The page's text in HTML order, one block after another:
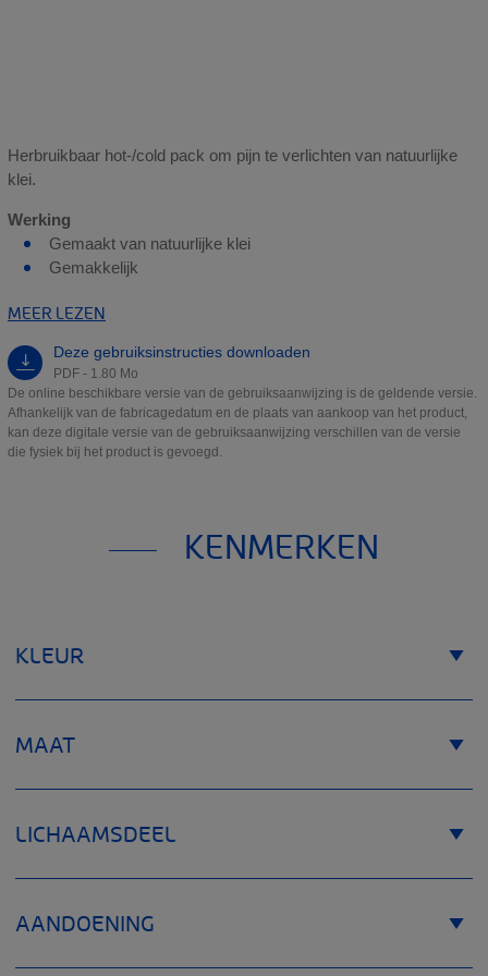
Herbruikbaar hot-/cold pack om pijn te verlichten van natuurlijke
klei.
Werking
Gemaakt van natuurlijke klei
Gemakkelijk
MEER LEZEN
Deze gebruiksinstructies downloaden
PDF - 1.80 Mo
De online beschikbare versie van de gebruiksaanwijzing is de geldende versie.
Afhankelijk van de fabricagedatum en de plaats van aankoop van het product,
kan deze digitale versie van de gebruiksaanwijzing verschillen van de versie
die fysiek bij het product is gevoegd.
KENMERKEN
KLEUR
MAAT
LICHAAMSDEEL
AANDOENING